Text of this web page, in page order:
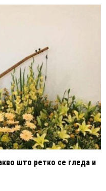
што ретко се гледа и